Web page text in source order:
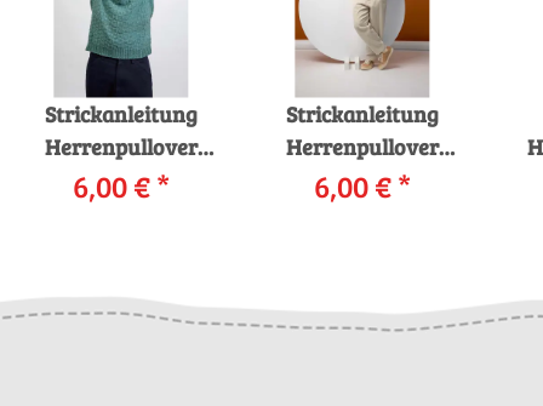
Strickanleitung
Herrenpullover
280_55 LANGYARNS
Vaya ARTUR als
6,00 €*
Strickanleitung
Herrenpullover
280_34 LANGYARNS
Oceania ADRIAN als
6,00 €*